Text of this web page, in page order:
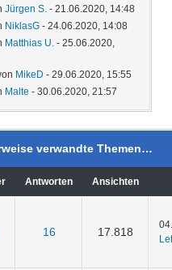
Jürgen S. - 21.06.2020, 14:48
NiklasG - 24.06.2020, 14:08
Matthias U. - 25.06.2020,
MikeD - 29.06.2020, 15:55
Malte - 30.06.2020, 21:57
verwandte Themen…
Antworten Ansichten
16 17.818